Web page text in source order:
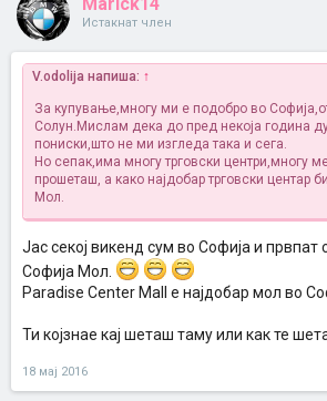
Истакнат член
V.odolija напиша: ↑
За купување,многу ми е подобро во
Солун.Мислам дека до пред некоја година
пониски,што не ми изгледа така и сега.
Но сепак,има многу трговски центри,многу
прошеташ, а како најдобар трговски центар
Мол.
Јас секој викенд сум во Софија и
Софија Мол.
Paradise Center Mall е најдобар мол во
Ти којзнае кај шеташ таму или как те
18 мај 2016